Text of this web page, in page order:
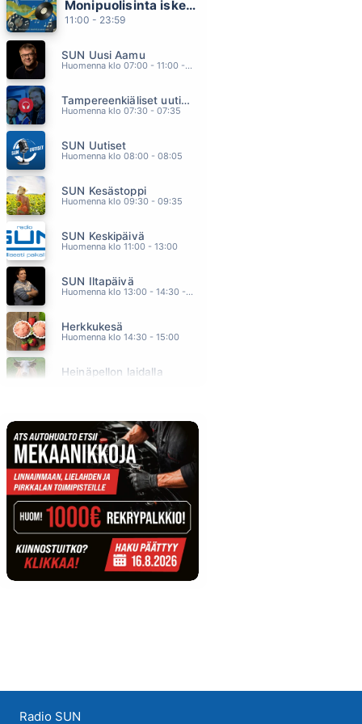
VIIMEINEN LAULU
KUIN ENSIMMÄISTÄ PÄIVÄÄ
TERÄSRATSU
SINÄ VAIN
Monipuolisinta iskelmää ja parasta poppia
11:00 - 23:59
SUN Uusi Aamu
Huomenna klo 07:00 - 11:00 - Studiossa: Kimmo Hoivassilta
Tampereenkiäliset uutiset
Huomenna klo 07:30 - 07:35
SUN Uutiset
Huomenna klo 08:00 - 08:05
SUN Kesästoppi
Huomenna klo 09:30 - 09:35
SUN Keskipäivä
Huomenna klo 11:00 - 13:00
SUN Iltapäivä
Huomenna klo 13:00 - 14:30 - Studiossa: Kaisu Lämsä
Herkkukesä
Huomenna klo 14:30 - 15:00
Heinäpellon laidalla
Radio SUN